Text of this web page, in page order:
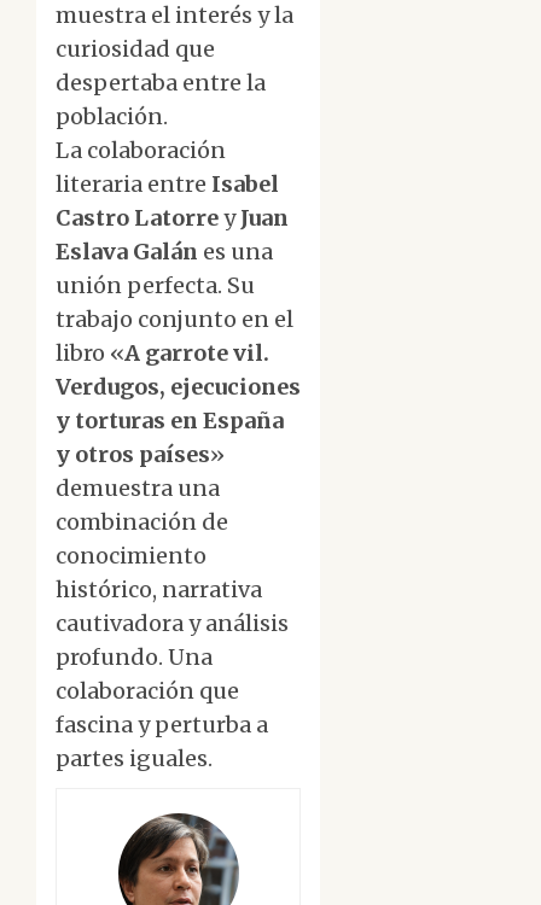
muestra el interés y la
curiosidad que
despertaba entre la
población.
La colaboración
literaria entre Isabel
Castro LatorreyJuan
Eslava Galán es una
unión perfecta. Su
trabajo conjunto en el
libro «A garrote vil.
Verdugos, ejecuciones
y torturas en España
y otros países»
demuestra una
combinación de
conocimiento
histórico, narrativa
cautivadora y análisis
profundo. Una
colaboración que
fascina y perturba a
partes iguales.